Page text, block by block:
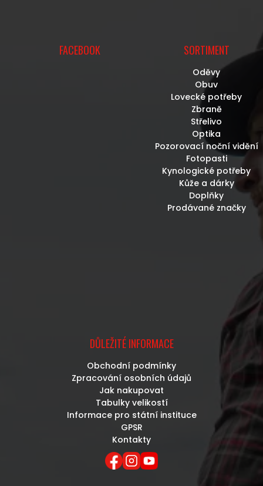
FACEBOOK SORTIMENT
Oděvy
Obuv
Lovecké potřeby
Zbraně
Střelivo
Optika
Pozorovací noční vidění
Fotopasti
Kynologické potřeby
Kůže a dárky
Doplňky
Prodávané značky
DŮLEŽITÉ INFORMACE
Obchodní podmínky
Zpracování osobních údajů
Jak nakupovat
Tabulky velikostí
Informace pro státní instituce
GPSR
Kontakty